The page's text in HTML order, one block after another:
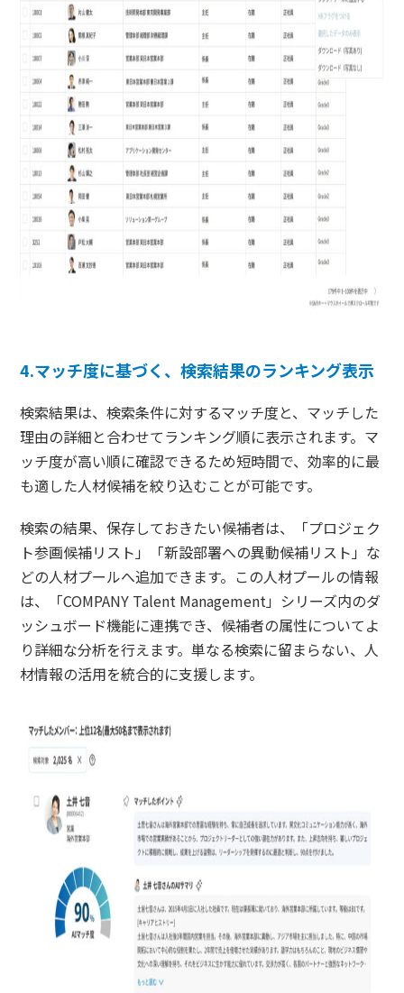
4.マッチ度に基づく、検索結果のランキング表示
検索結果は、検索条件に対するマッチ度と、マッチした
理由の詳細と合わせてランキング順に表示されます。マ
ッチ度が高い順に確認できるため短時間で、効率的に最
も適した人材候補を絞り込むことが可能です。
検索の結果、保存しておきたい候補者は、「プロジェク
ト参画候補リスト」「新設部署への異動候補リスト」な
どの人材プールへ追加できます。この人材プールの情報
は、「COMPANY Talent Management」シリーズ内のダ
ッシュボード機能に連携でき、候補者の属性についてよ
り詳細な分析を行えます。単なる検索に留まらない、人
材情報の活用を統合的に支援します。